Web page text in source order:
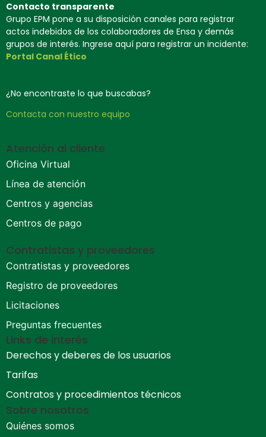
Contacto transparente
Grupo EPM pone a su disposición canales para registrar
actos indebidos de los colaboradores de Ensa y demás
grupos de interés. Ingrese aquí para registrar un incidente:
Portal Canal Ético
¿No encontraste lo que buscabas?
Contacta con nuestro equipo
Atención al cliente
Oficina Virtual
Línea de atención
Centros y agencias
Centros de pago
Contratistas y proveedores
Contratistas y proveedores
Registro de proveedores
Licitaciones
Preguntas frecuentes
Links de interés
Derechos y deberes de los usuarios
Tarifas
Contratos y procedimientos técnicos
Sobre nosotros
Quiénes somos